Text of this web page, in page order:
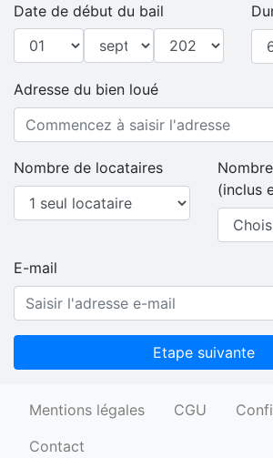
Date de début du bail
Year Day
Adresse du bien loué
Nombre de locataires
(inclus
E-mail
Etape suivante
Mentions légales CGU
Contact